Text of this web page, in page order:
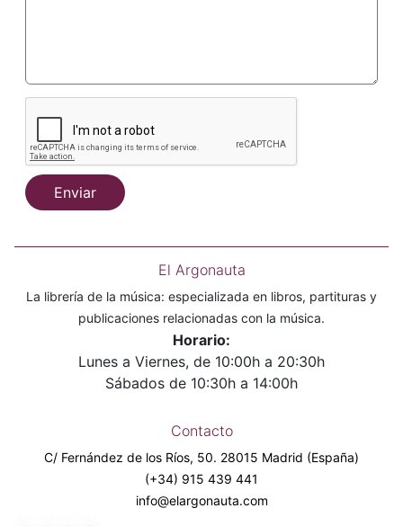
Enviar
El Argonauta
La librería de la música: especializada en libros, partituras y
publicaciones relacionadas con la música.
Horario:
Lunes a Viernes, de 10:00h a 20:30h
Sábados de 10:30h a 14:00h
Contacto
C/ Fernández de los Ríos, 50. 28015 Madrid (España)
(+34) 915 439 441
info@elargonauta.com